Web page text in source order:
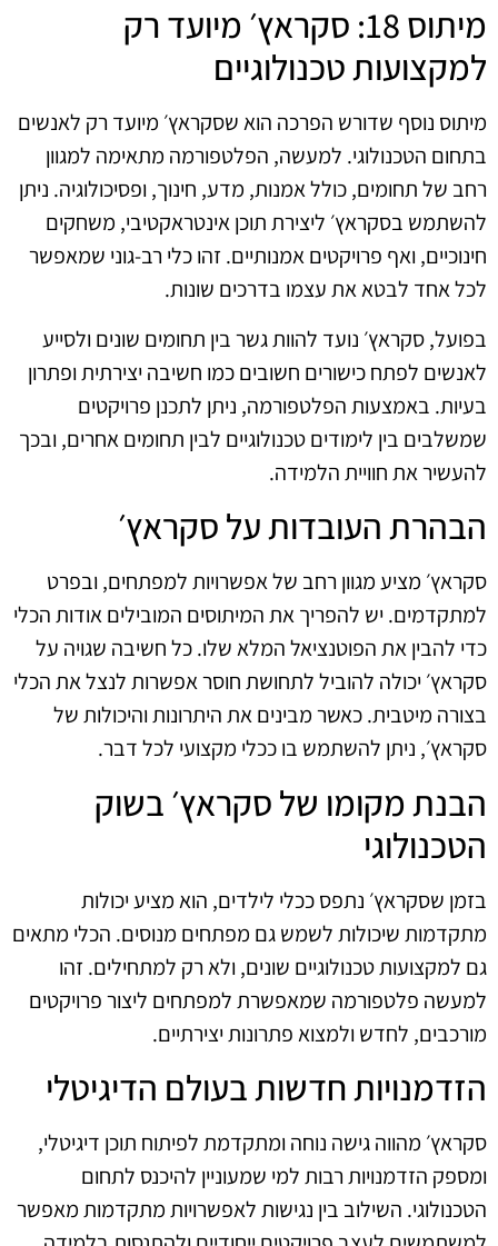
מיתוס 18: סקראץ׳ מיועד רק
למקצועות טכנולוגיים
מיתוס נוסף שדורש הפרכה הוא שסקראץ׳ מיועד רק לאנשים
בתחום הטכנולוגי. למעשה, הפלטפורמה מתאימה למגוון
רחב של תחומים, כולל אמנות, מדע, חינוך, ופסיכולוגיה. ניתן
להשתמש בסקראץ׳ ליצירת תוכן אינטראקטיבי, משחקים
חינוכיים, ואף פרויקטים אמנותיים. זהו כלי רב-גוני שמאפשר
לכל אחד לבטא את עצמו בדרכים שונות.
בפועל, סקראץ׳ נועד להוות גשר בין תחומים שונים ולסייע
לאנשים לפתח כישורים חשובים כמו חשיבה יצירתית ופתרון
בעיות. באמצעות הפלטפורמה, ניתן לתכנן פרויקטים
שמשלבים בין לימודים טכנולוגיים לבין תחומים אחרים, ובכך
להעשיר את חוויית הלמידה.
הבהרת העובדות על סקראץ׳
סקראץ׳ מציע מגוון רחב של אפשרויות למפתחים, ובפרט
למתקדמים. יש להפריך את המיתוסים המובילים אודות הכלי
כדי להבין את הפוטנציאל המלא שלו. כל חשיבה שגויה על
סקראץ׳ יכולה להוביל לתחושת חוסר אפשרות לנצל את הכלי
בצורה מיטבית. כאשר מבינים את היתרונות והיכולות של
סקראץ׳, ניתן להשתמש בו ככלי מקצועי לכל דבר.
הבנת מקומו של סקראץ׳ בשוק
הטכנולוגי
בזמן שסקראץ׳ נתפס ככלי לילדים, הוא מציע יכולות
מתקדמות שיכולות לשמש גם מפתחים מנוסים. הכלי מתאים
גם למקצועות טכנולוגיים שונים, ולא רק למתחילים. זהו
למעשה פלטפורמה שמאפשרת למפתחים ליצור פרויקטים
מורכבים, לחדש ולמצוא פתרונות יצירתיים.
הזדמנויות חדשות בעולם הדיגיטלי
סקראץ׳ מהווה גישה נוחה ומתקדמת לפיתוח תוכן דיגיטלי,
ומספק הזדמנויות רבות למי שמעוניין להיכנס לתחום
הטכנולוגי. השילוב בין נגישות לאפשרויות מתקדמות מאפשר